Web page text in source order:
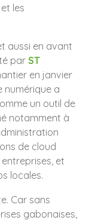
les
aussi en avant
par ST
en janvier
numérique a
un outil de
notamment à
de cloud
et
locales.
Car sans
gabonaises,